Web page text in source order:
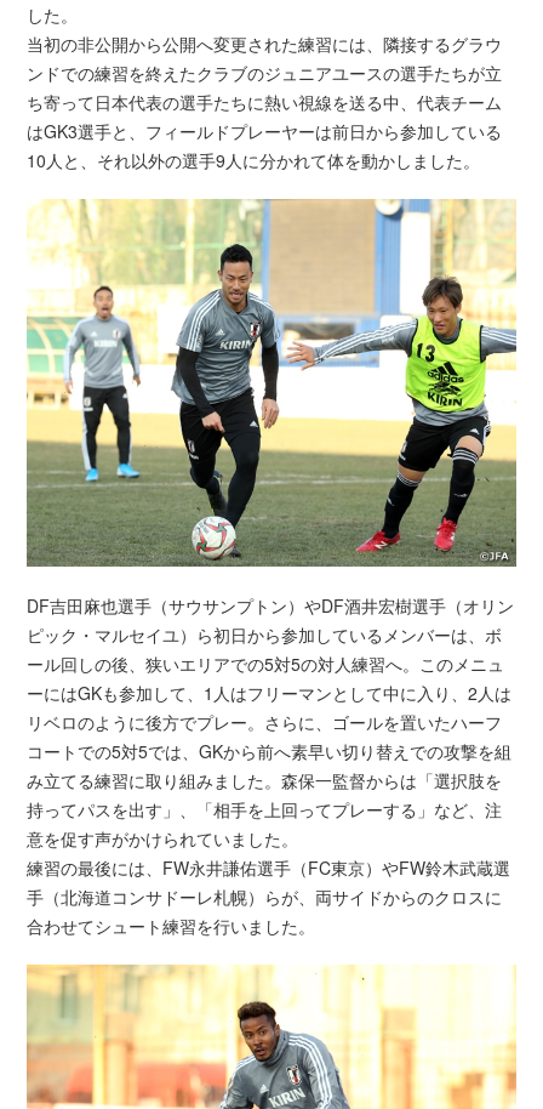
した。
当初の非公開から公開へ変更された練習には、隣接するグラウ
ンドでの練習を終えたクラブのジュニアユースの選手たちが立
ち寄って日本代表の選手たちに熱い視線を送る中、代表チーム
はGK3選手と、フィールドプレーヤーは前日から参加している
10人と、それ以外の選手9人に分かれて体を動かしました。
DF吉田麻也選手（サウサンプトン）やDF酒井宏樹選手（オリン
ピック・マルセイユ）ら初日から参加しているメンバーは、ボ
ール回しの後、狭いエリアでの5対5の対人練習へ。このメニュ
ーにはGKも参加して、1人はフリーマンとして中に入り、2人は
リベロのように後方でプレー。さらに、ゴールを置いたハーフ
コートでの5対5では、GKから前へ素早い切り替えでの攻撃を組
み立てる練習に取り組みました。森保一監督からは「選択肢を
持ってパスを出す」、「相手を上回ってプレーする」など、注
意を促す声がかけられていました。
練習の最後には、FW永井謙佑選手（FC東京）やFW鈴木武蔵選
手（北海道コンサドーレ札幌）らが、両サイドからのクロスに
合わせてシュート練習を行いました。